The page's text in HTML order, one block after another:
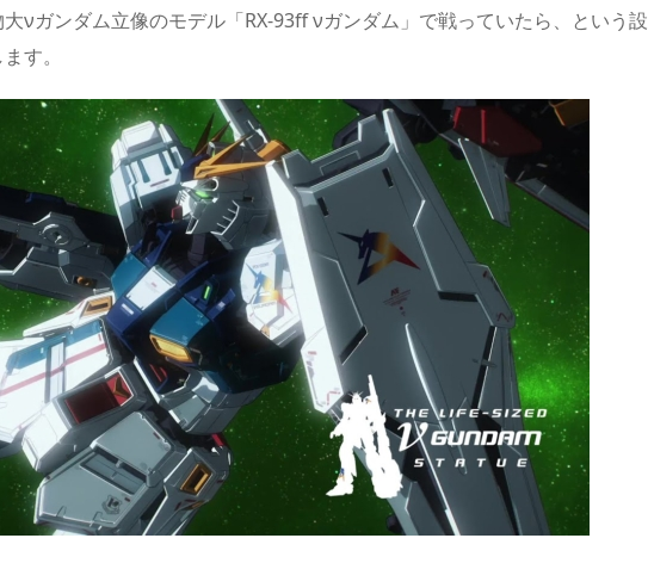
νガンダム立像のモデル「RX-93ff νガンダム」で戦っていたら、という設
す。